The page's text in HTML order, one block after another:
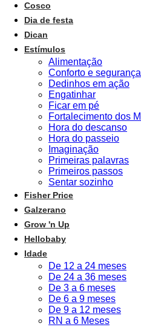
Cosco
Dia de festa
Dican
Estímulos
Alimentação
Conforto e segurança
Dedinhos em ação
Engatinhar
Ficar em pé
Fortalecimento dos
Hora do descanso
Hora do passeio
Imaginação
Primeiras palavras
Primeiros passos
Sentar sozinho
Fisher Price
Galzerano
Grow 'n Up
Hellobaby
Idade
De 12 a 24 meses
De 24 a 36 meses
De 3 a 6 meses
De 6 a 9 meses
De 9 a 12 meses
RN a 6 Meses